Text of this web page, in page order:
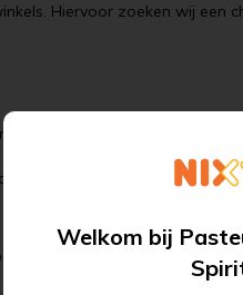
Abonneer
Welkom bij
Hiervoor zoeken wij een
de langste dag. Begintijd is
een pré en hebben we extra
mogelijk)